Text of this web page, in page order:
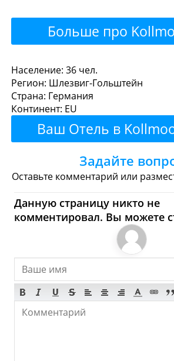
Больше про
Kollmoor - Где
Рестораны Кафе
Булочные
Торговые
Kollmoor - Где
Магазины,
Продукты
Супермаркеты
Мода
Население: 36 чел.
Регион: Шлезвиг-Гольштейн
Страна: Германия
Континент: EU
Ваш Отель в
Задайте
Оставьте комментарий или
Данную страницу никто не
комментировал. Вы можете